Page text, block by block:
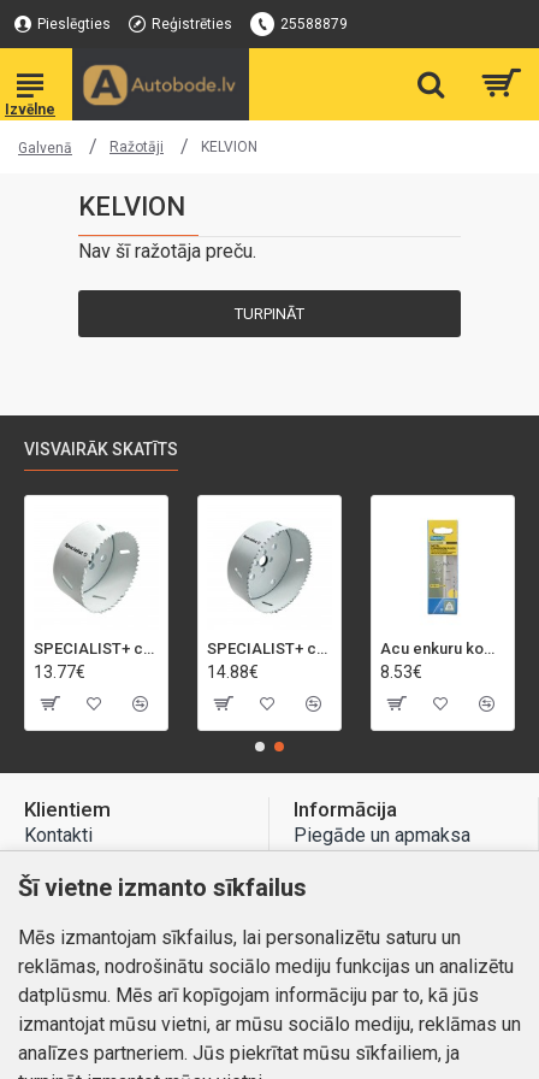
Pieslēgties Reģistrēties 25588879
Galvenā Ražotāji KELVION
KELVION
Nav šī ražotāja preču.
TURPINĀT
VISVAIRĀK SKATĪTS
SPECIALIST+ caurumu zāģis BI-METAL, 92 mm
13.77€
SPECIALIST+ caurumu zāģis BI-METAL, 98 mm
14.88€
Acu enkuru komplekts, 3-13 mm, Rapid, 12 gab.
8.53€
Klientiem
Kontakti
Preču atgriešana
Mans profils
Pasūtījumi
Informācija
Piegāde un apmaksa
Atteikuma tiesības
Kontakti
Šī vietne izmanto sīkfailus
Mēs izmantojam sīkfailus, lai personalizētu saturu un
reklāmas, nodrošinātu sociālo mediju funkcijas un analizētu
datplūsmu. Mēs arī kopīgojam informāciju par to, kā jūs
izmantojat mūsu vietni, ar mūsu sociālo mediju, reklāmas un
analīzes partneriem. Jūs piekrītat mūsu sīkfailiem, ja